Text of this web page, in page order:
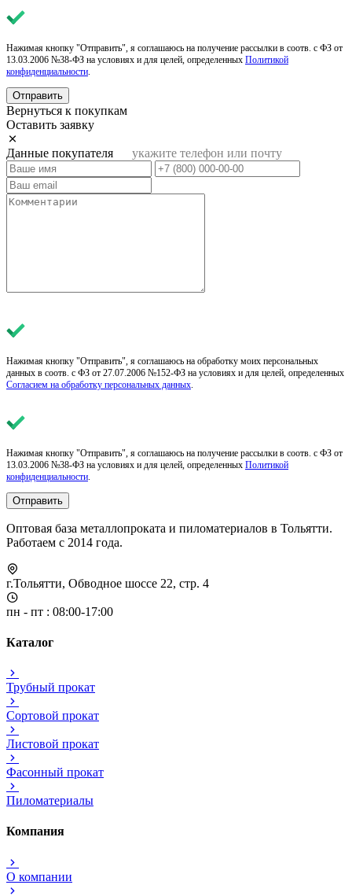
Нажимая кнопку "Отправить", я соглашаюсь на получение рассылки в соотв. с ФЗ от
13.03.2006 №38-ФЗ на условиях и для целей, определенных Политикой
конфиденциальности
Отправить
Вернуться к покупкам
Оставить заявку
Данные покупателя укажите телефон или почту
Нажимая кнопку "Отправить", я соглашаюсь на обработку моих персональных
данных в соотв. с ФЗ от 27.07.2006 №152-ФЗ на условиях и для целей, определенных
Согласием на обработку персональных данных
Нажимая кнопку "Отправить", я соглашаюсь на получение рассылки в соотв. с ФЗ от
13.03.2006 №38-ФЗ на условиях и для целей, определенных Политикой
конфиденциальности
Отправить
Оптовая база металлопроката и пиломатериалов в Тольятти.
Работаем с 2014 года.
г.Тольятти, Обводное шоссе 22, стр. 4
пн - пт : 08:00-17:00
Каталог
Трубный прокат
Сортовой прокат
Листовой прокат
Фасонный прокат
Пиломатериалы
Компания
О компании